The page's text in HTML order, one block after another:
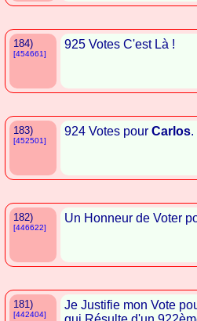
184)
[454661]
925 Votes C'est Là !
183)
[452501]
924 Votes pour Carlos.
182)
[446622]
Un Honneur de Voter
181)
[442404]
Je Justifie mon Vote